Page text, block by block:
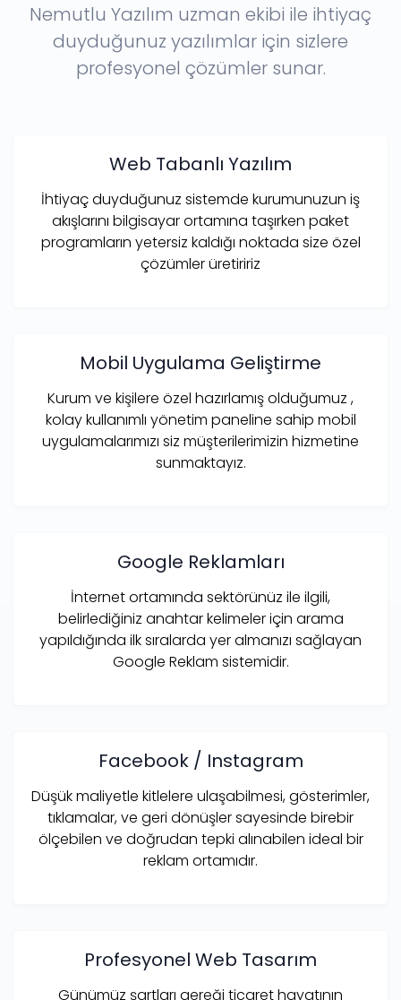
Nemutlu Yazılım uzman ekibi ile ihtiyaç
duyduğunuz yazılımlar için sizlere
profesyonel çözümler sunar.
Web Tabanlı Yazılım
İhtiyaç duyduğunuz sistemde kurumunuzun iş
akışlarını bilgisayar ortamına taşırken paket
programların yetersiz kaldığı noktada size özel
çözümler üretiririz
Mobil Uygulama Geliştirme
Kurum ve kişilere özel hazırlamış olduğumuz ,
kolay kullanımlı yönetim paneline sahip mobil
uygulamalarımızı siz müşterilerimizin hizmetine
sunmaktayız.
Google Reklamları
İnternet ortamında sektörünüz ile ilgili,
belirlediğiniz anahtar kelimeler için arama
yapıldığında ilk sıralarda yer almanızı sağlayan
Google Reklam sistemidir.
Facebook / Instagram
Düşük maliyetle kitlelere ulaşabilmesi, gösterimler,
tıklamalar, ve geri dönüşler sayesinde birebir
ölçebilen ve doğrudan tepki alınabilen ideal bir
reklam ortamıdır.
Profesyonel Web Tasarım
Günümüz şartları gereği ticaret hayatının